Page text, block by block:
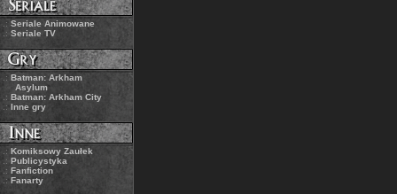
.: Seriale Animowane
.: Seriale TV
.: Batman: Arkham
Asylum
.: Batman: Arkham City
.:Inne gry
.: Komiksowy Zaułek
.: Publicystyka
.: Fanfiction
.:Fanarty